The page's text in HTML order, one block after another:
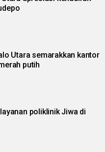
Utara semarakkan kantor
putih
poliklinik Jiwa di